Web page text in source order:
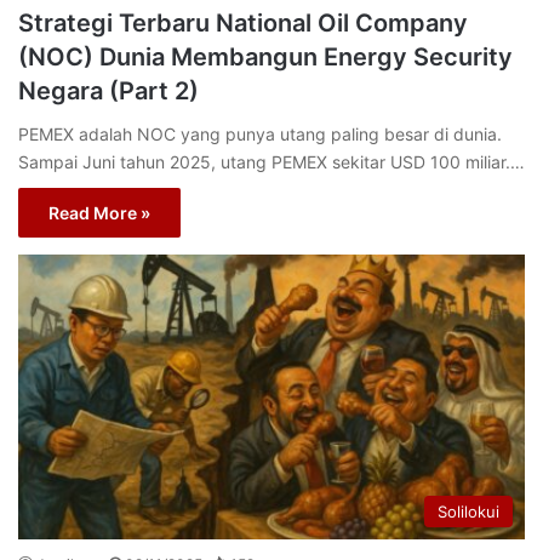
Strategi Terbaru National Oil Company
(NOC) Dunia Membangun Energy Security
Negara (Part 2)
PEMEX adalah NOC yang punya utang paling besar di dunia.
Sampai Juni tahun 2025, utang PEMEX sekitar USD 100 miliar.…
Read More »
Solilokui